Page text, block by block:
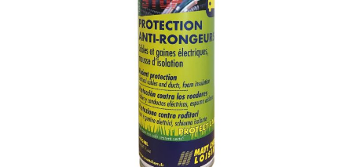
PROTECTION ANTI-RONGEURS : CABLES, GAINES
ELECTRIQUES ET MOUSSES D’ISOLATION
PROTECT CABLE réduit les risques de détérioration
des matériels tels câbles, gaines électriques et mousse
d’isolation en dissuadant les rongeurs, souris, rats,